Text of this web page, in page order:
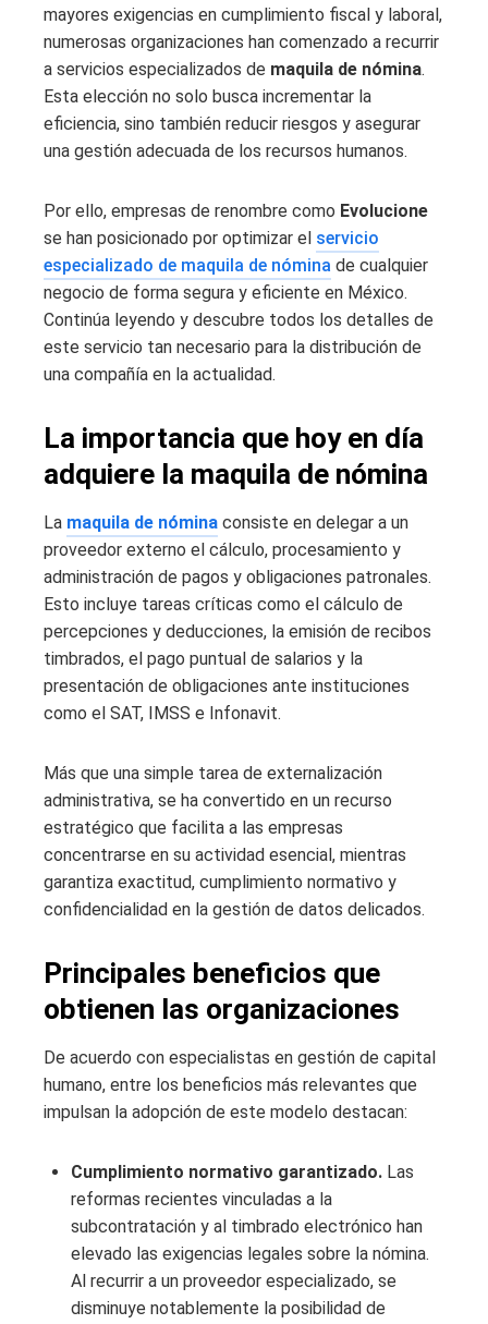
mayores exigencias en cumplimiento fiscal y laboral,
numerosas organizaciones han comenzado a recurrir
a servicios especializados de maquila de nómina.
Esta elección no solo busca incrementar la
eficiencia, sino también reducir riesgos y asegurar
una gestión adecuada de los recursos humanos.
Por ello, empresas de renombre como Evolucione
se han posicionado por optimizar el servicio
especializado de maquila de nómina de cualquier
negocio de forma segura y eficiente en México.
Continúa leyendo y descubre todos los detalles de
este servicio tan necesario para la distribución de
una compañía en la actualidad.
La importancia que hoy en día
adquiere la maquila de nómina
La maquila de nómina consiste en delegar a un
proveedor externo el cálculo, procesamiento y
administración de pagos y obligaciones patronales.
Esto incluye tareas críticas como el cálculo de
percepciones y deducciones, la emisión de recibos
timbrados, el pago puntual de salarios y la
presentación de obligaciones ante instituciones
como el SAT, IMSS e Infonavit.
Más que una simple tarea de externalización
administrativa, se ha convertido en un recurso
estratégico que facilita a las empresas
concentrarse en su actividad esencial, mientras
garantiza exactitud, cumplimiento normativo y
confidencialidad en la gestión de datos delicados.
Principales beneficios que
obtienen las organizaciones
De acuerdo con especialistas en gestión de capital
humano, entre los beneficios más relevantes que
impulsan la adopción de este modelo destacan:
Cumplimiento normativo garantizado. Las
reformas recientes vinculadas a la
subcontratación y al timbrado electrónico han
elevado las exigencias legales sobre la nómina.
Al recurrir a un proveedor especializado, se
disminuye notablemente la posibilidad de